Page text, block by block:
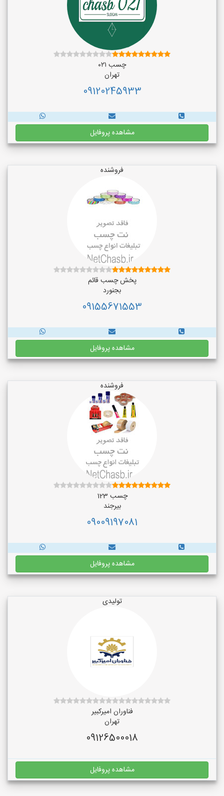
چسب ۰۲۱
تهران
09120245933
مشاهده پروفایل
فروشنده
پخش چسب قائم
بجنورد
09155671553
مشاهده پروفایل
فروشنده
چسب 123
بیرجند
09009197081
مشاهده پروفایل
تولیدی
فناوران امیرکبیر
تهران
09126500018
مشاهده پروفایل